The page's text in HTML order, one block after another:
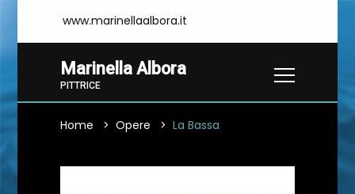
www.marinellaalbora.it
Marinella Albora
PITTRICE
Home Opere La Bassa